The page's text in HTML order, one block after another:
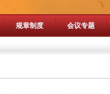
规章制度 会议专题